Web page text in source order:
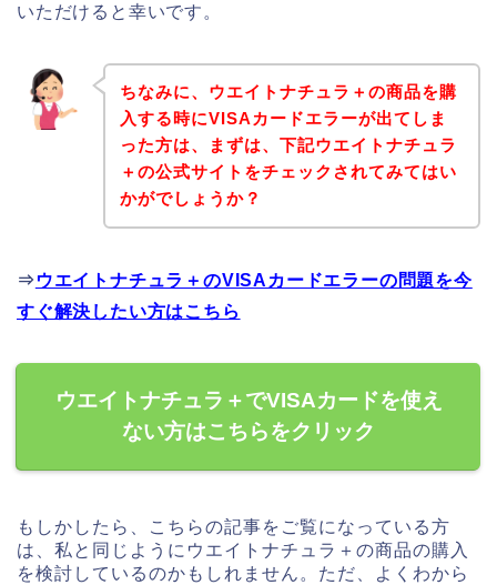
いただけると幸いです。
ちなみに、ウエイトナチュラ＋の商品を購
入する時にVISAカードエラーが出てしま
った方は、まずは、下記ウエイトナチュラ
＋の公式サイトをチェックされてみてはい
かがでしょうか？
⇒ ウエイトナチュラ＋のVISAカードエラーの問題を今
すぐ解決したい方はこちら
ウエイトナチュラ＋でVISAカードを使え
ない方はこちらをクリック
もしかしたら、こちらの記事をご覧になっている方
は、私と同じようにウエイトナチュラ＋の商品の購入
を検討しているのかもしれません。ただ、よくわから